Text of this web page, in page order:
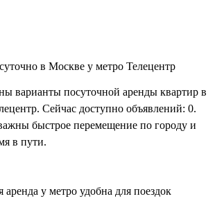
в Москве у метро Телецентр
варианты посуточной аренды квартир в
Сейчас доступно объявлений: 0.
быстрое перемещение по городу и
в пути.
у метро удобна для поездок